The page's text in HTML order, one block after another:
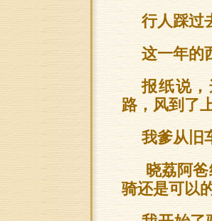
行人踩过
这一年的
报纸说
路，风到了
我爹从旧
晓荔阿
骑还是可以